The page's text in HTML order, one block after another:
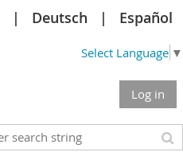
Deutsch Español
Select Language ▼
Log in